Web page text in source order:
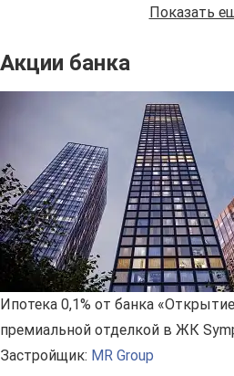
Показать
Акции банка
Ипотека 0,1% от банка
премиальной отделкой в ЖК
Застройщик: MR Group